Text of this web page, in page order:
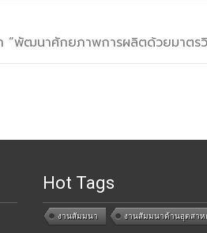
“พัฒนาศักยภาพการผลิตด้วยมาตร
Hot Tags
งานสัมมนา งานสัมมนาด้านอุตสาห